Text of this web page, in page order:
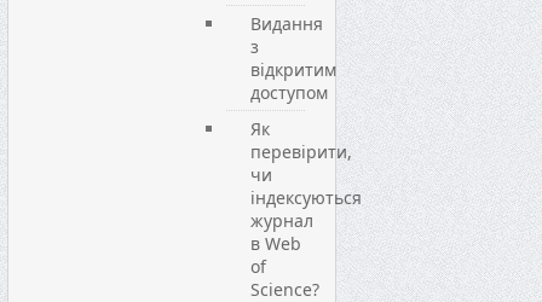
Видання
з
відкритим
доступом
Як
перевірити,
чи
індексуються
журнал
в Web
of
Science?